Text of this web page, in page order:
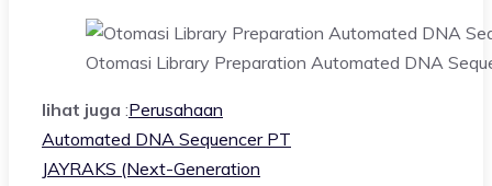
Otomasi Library Preparation Automated DNA
lihat juga :Perusahaan
Automated DNA Sequencer PT
JAYRAKS (Next-Generation